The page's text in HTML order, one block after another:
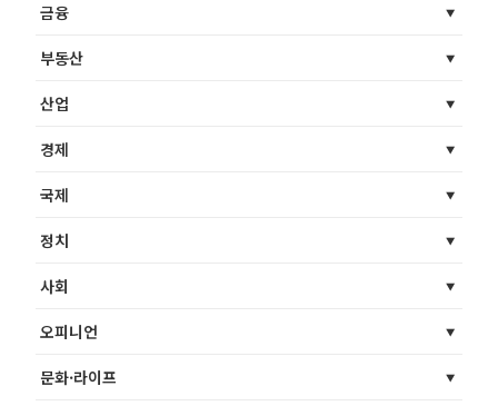
금융
부동산
산업
경제
국제
정치
사회
오피니언
문화·라이프